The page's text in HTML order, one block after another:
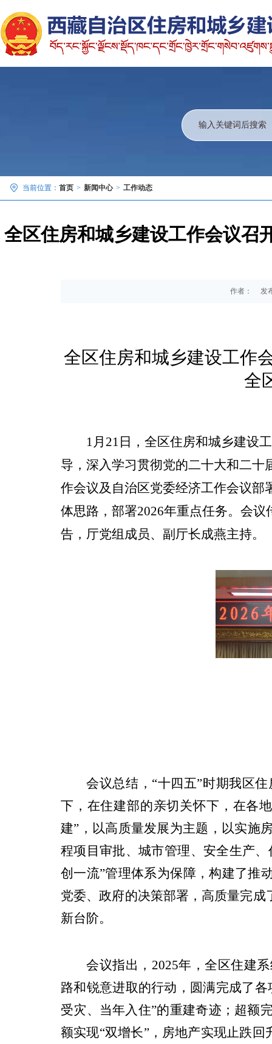
当前位置： 首页 > 新闻中心 > 工作动态
全区住房和城乡建设工作会议召
作者： 发
全区住房和城乡建设工作
全
1 月 21 日，全区住房和城乡建设
导，深入学习贯彻党的二十大和二
作会议及自治区党委经济工作会议部
体思路，部署2026年重点任务。会议
告，厅党组成员、副厅长成燕主持。
会议总结，“十四五”时期我区
下，在住建部的亲切关怀下，在各
建”， 以高质量发展为主题 ， 以实施
程项目审批、城市管理、安全生产、
创一流”管理体系为保障，构建了推
党委、政府的决策部署，高质量完
新台阶。
会议指出， 2025年，全区住建
路和锐意进取的行动 ， 圆满完成了各
受灾、当年入住”的重建奇迹；超额
额实现“双增长”，房地产实现止跌